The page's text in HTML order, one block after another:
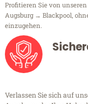
Profitieren Sie von unseren
Augsburg → Blackpool,
einzugehen.
Verlassen Sie sich auf